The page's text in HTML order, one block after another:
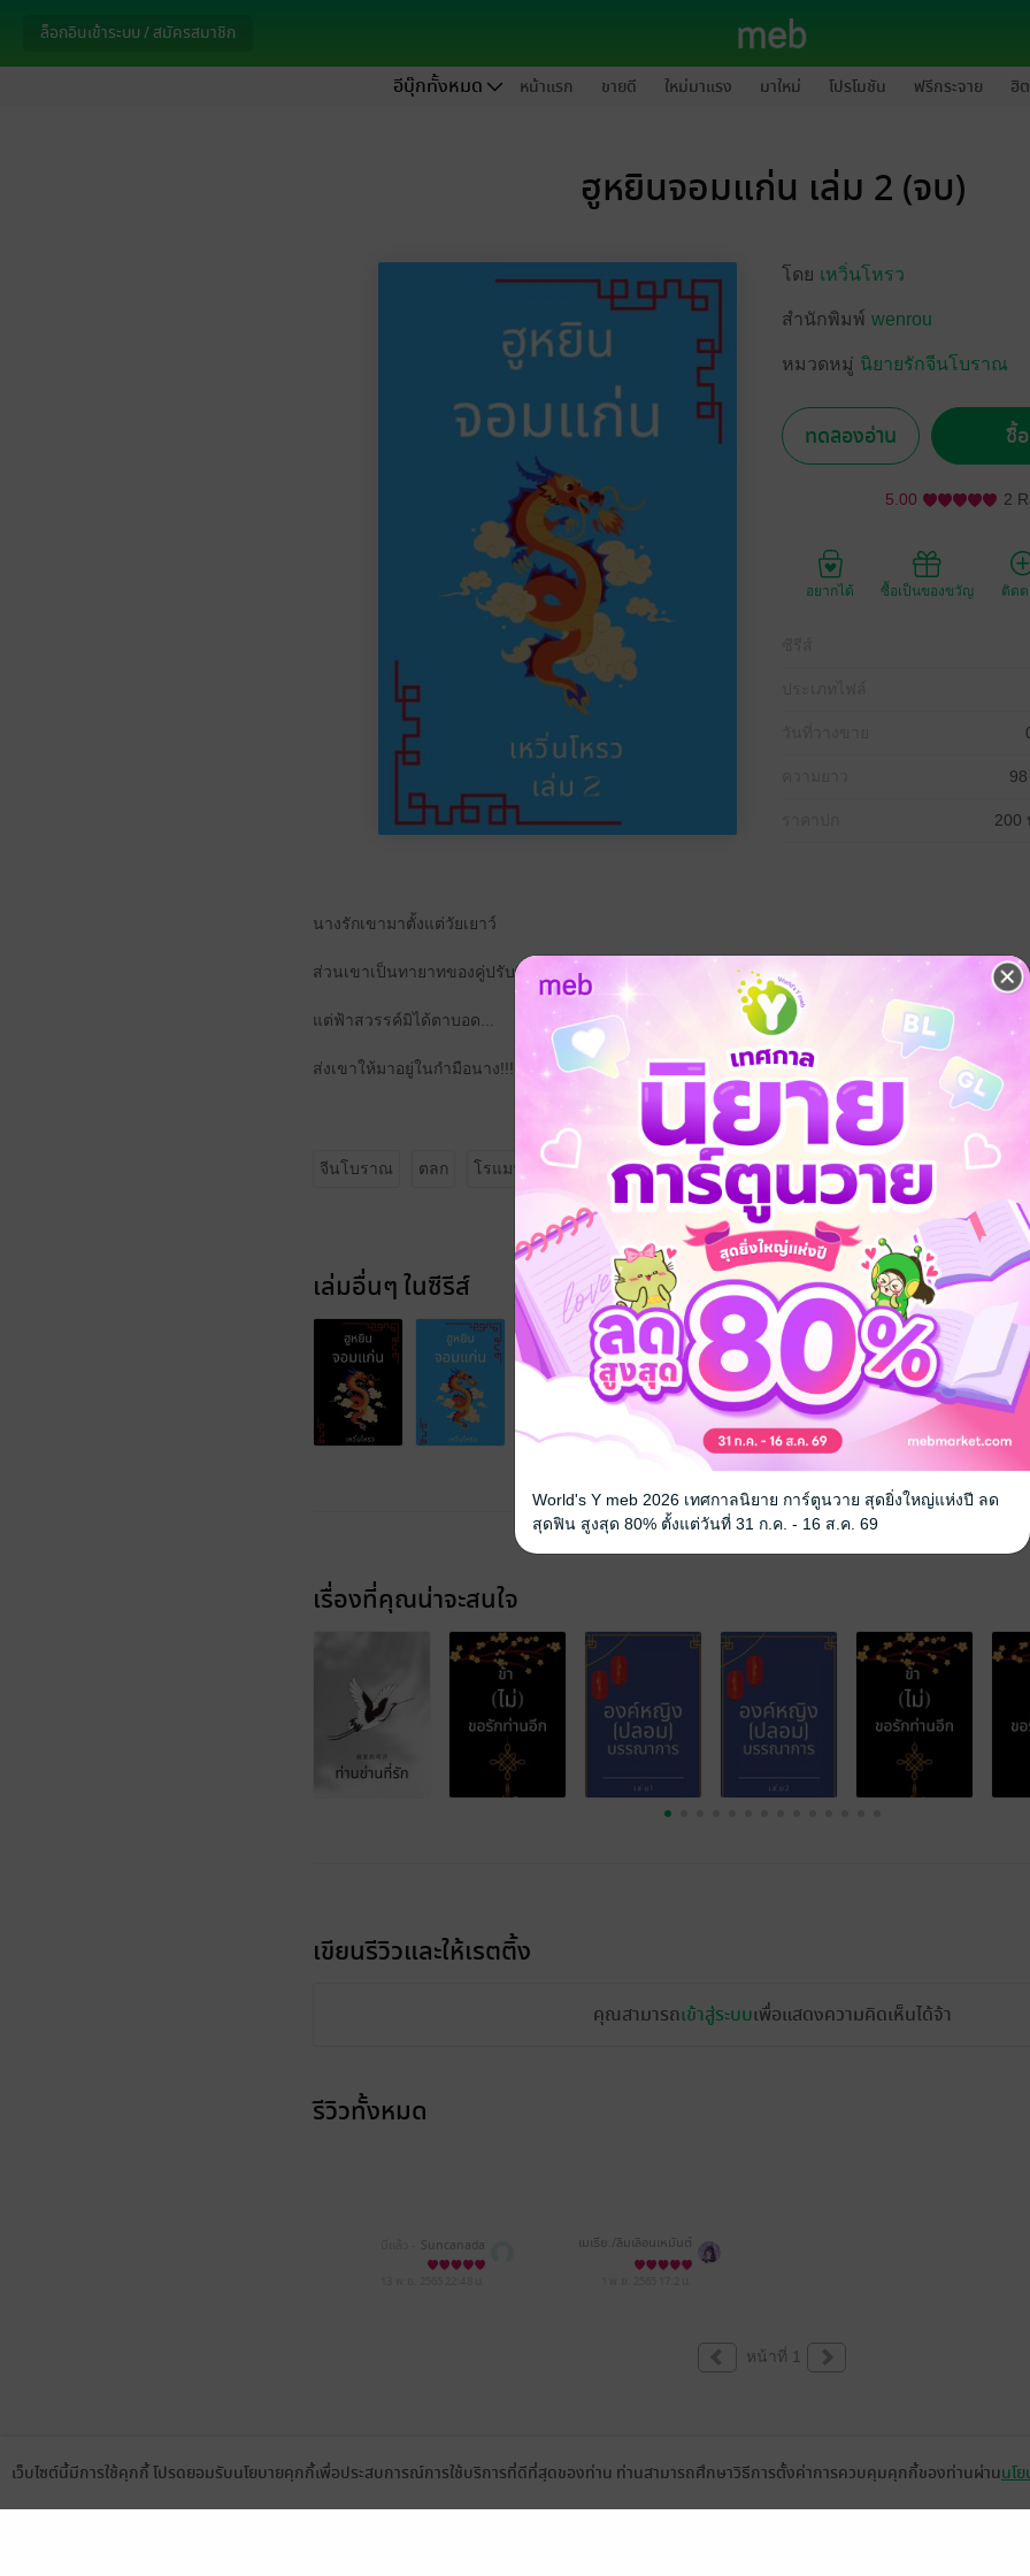
ล็อกอินเข้าระบบ / สมัครสมาชิก
อีบุ๊กทั้งหมด หน้าแรก ขายดี ใหม่มาแรง มาใหม่ โปรโมชัน ฟรีกระจาย ฮิ
ฮูหยินจอมแก่น เล่ม 2 (จบ)
โดย เหวิ่นโหรว
สำนักพิมพ์ wenrou
หมวดหมู่ นิยายรักจีนโบราณ
ทดลองอ่าน ซื้
5.00 2
อยากได้ ซื้อเป็นของขวัญ ติด
200
นางรักเขามาตั้งแต่วัยเยาว์
ส่วนเขาเป็นทายาทของคู่ปรับบิดา
แต่ฟ้าสวรรค์มิได้ตาบอด...
ส่งเขาให้มาอยู่ในกำมือนาง!!!
จีนโบราณ ตลก โรแมนติก สืบสวน / นักสืบ ย้อนยุค/พีเรียด
เล่มอื่นๆ ในซีรีส์
เรื่องที่คุณน่าจะสนใจ
เขียนรีวิวและให้เรตติ้ง
คุณสามารถเข้าสู่ระบบเพื่อแสดงความคิดเห็นได้จ้า
รีวิวทั้งหมด
Suncanada เมเธีย./ลืมเลือน​เหมันต์​
หน้าที่ 1
เว็บไซต์นี้มีการใช้คุกกี้ โปรดยอมรับนโยบายคุกกี้เพื่อประสบการณ์การใช้บริการที่ดีที่สุดของท่าน ท่านสามารถศึกษาวิธีการตั้งค่าการควบคุมคุกกี้ของท่านผ่านนโ
World's Y meb 2026 เทศกาลนิยาย การ์ตูนวาย สุดยิ่งใหญ่แห่งปี ลด
สุดฟิน สูงสุด 80% ตั้งแต่วันที่ 31 ก.ค. - 16 ส.ค. 69